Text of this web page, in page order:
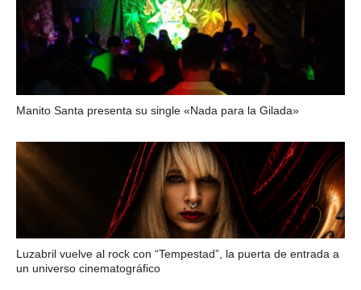
Manito Santa presenta su single «Nada para la Gilada»
Luzabril vuelve al rock con “Tempestad”, la puerta de entrada a
un universo cinematográfico